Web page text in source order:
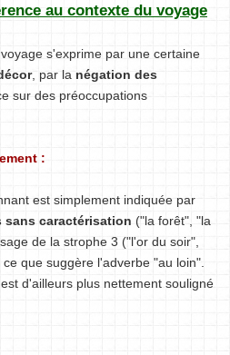
au contexte du voyage
s'exprime par une certaine
, par la négation des
sur des préoccupations
:
est simplement indiquée par
caractérisation ("la forêt", "la
de la strophe 3 ("l'or du soir",
que suggère l'adverbe "au loin".
d'ailleurs plus nettement souligné